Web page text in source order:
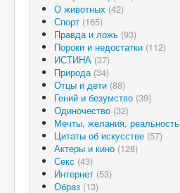
О животных (42)
Спорт (165)
Правда и ложь (93)
Пороки и недостатки (112)
ИСТИНА (37)
Природа (34)
Отцы и дети (88)
Гений и безумство (39)
Одиночество (32)
Мечты, желания, реальность
Цитаты об искусстве (57)
Актеры и кино (128)
Секс (43)
Интернет (53)
Образ (13)